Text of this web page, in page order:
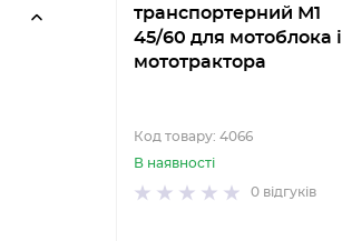
транспортерний М1
45/60 для мотоблока і
мототрактора
Код товару: 4066
В наявності
0 відгуків